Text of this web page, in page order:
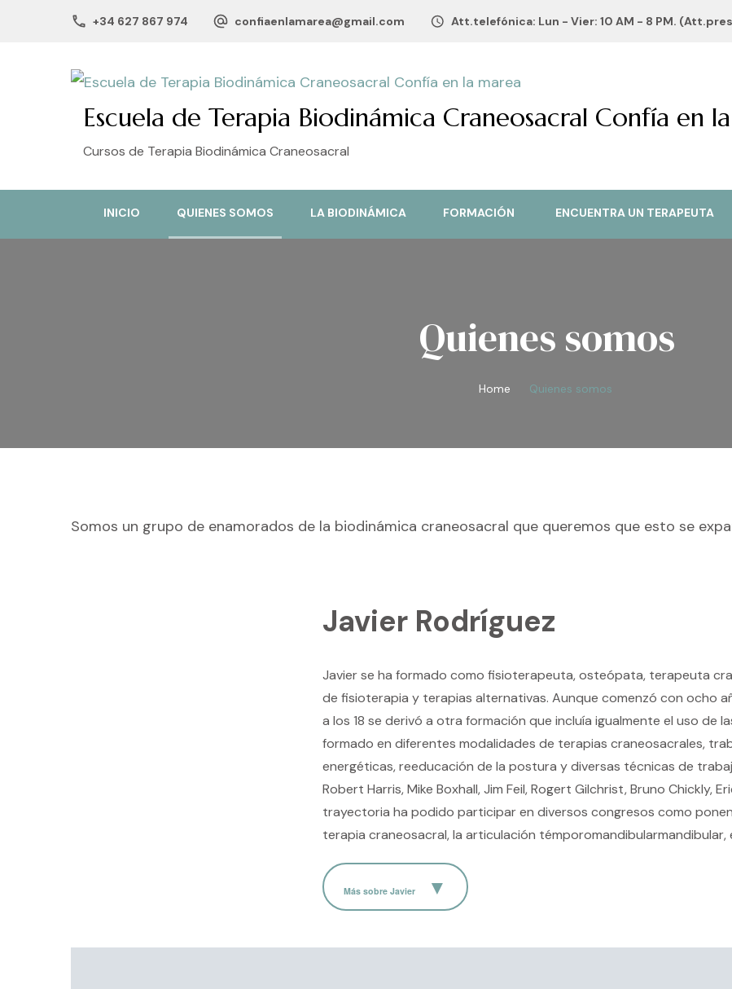
+34 627 867 974 confiaenlamarea@gmail.com Att.telefónica: Lun - Vier: 10 AM - 8 PM.
Escuela de Terapia Biodinámica Craneosacral Confía en
Cursos de Terapia Biodinámica Craneosacral
INICIO QUIENES SOMOS LA BIODINÁMICA FORMACIÓN ENCUENTRA UN TERAPEUTA
Quienes somos
Home Quienes somos
Somos un grupo de enamorados de la biodinámica craneosacral que queremos que esto se
Javier Rodríguez
Javier se ha formado como fisioterapeuta, osteópata, terapeuta
de fisioterapia y terapias alternativas. Aunque comenzó con ocho
a los 18 se derivó a otra formación que incluía igualmente el uso de
formado en diferentes modalidades de terapias craneosacrales,
energéticas, reeducación de la postura y diversas técnicas de
Robert Harris, Mike Boxhall, Jim Feil, Rogert Gilchrist, Bruno Chickly,
trayectoria ha podido participar en diversos congresos como
terapia craneosacral, la articulación témporomandibularmandibular,
Más sobre Javier